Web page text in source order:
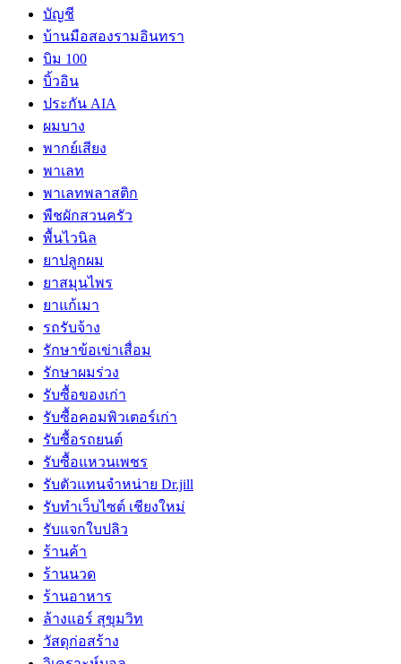
บัญชี
บ้านมือสองรามอินทรา
บิม 100
บิ้วอิน
ประกัน AIA
ผมบาง
พากย์เสียง
พาเลท
พาเลทพลาสติก
พืชผักสวนครัว
พื้นไวนิล
ยาปลูกผม
ยาสมุนไพร
ยาแก้เมา
รถรับจ้าง
รักษาข้อเข่าเสื่อม
รักษาผมร่วง
รับซื้อของเก่า
รับซื้อคอมพิวเตอร์เก่า
รับซื้อรถยนต์
รับซื้อแหวนเพชร
รับตัวแทนจำหน่าย Dr.jill
รับทำเว็บไซต์ เชียงใหม่
รับแจกใบปลิว
ร้านค้า
ร้านนวด
ร้านอาหาร
ล้างแอร์ สุขุมวิท
วัสดุก่อสร้าง